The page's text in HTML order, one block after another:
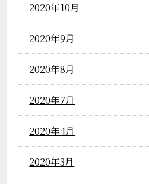
2020年10月
2020年9月
2020年8月
2020年7月
2020年4月
2020年3月